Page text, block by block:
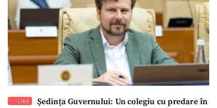
LIVE
Ședința Guvernului: Un colegiu cu predare în